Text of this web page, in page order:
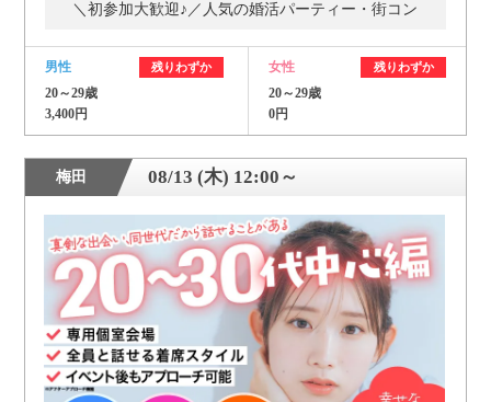
＼初参加大歓迎♪／人気の婚活パーティー・街コン
男性 残りわずか
20～29歳
3,400円
女性 残りわずか
20～29歳
0円
梅田 08/13 (木) 12:00～